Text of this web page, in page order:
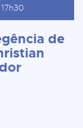
17h30
de